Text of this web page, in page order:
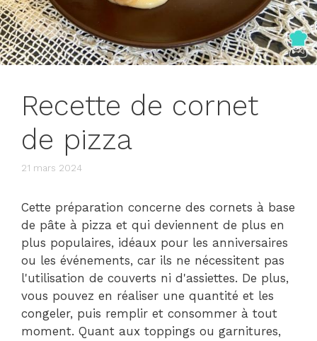
Recette de cornet
de pizza
21 mars 2024
Cette préparation concerne des cornets à base
de pâte à pizza et qui deviennent de plus en
plus populaires, idéaux pour les anniversaires
ou les événements, car ils ne nécessitent pas
l'utilisation de couverts ni d'assiettes. De plus,
vous pouvez en réaliser une quantité et les
congeler, puis remplir et consommer à tout
moment. Quant aux toppings ou garnitures,